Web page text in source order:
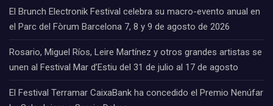
El Brunch Electronik Festival celebra su macro-evento anual en
el Parc del Fòrum Barcelona 7, 8 y 9 de agosto de 2026
Rosario, Miguel Ríos, Leire Martínez y otros grandes artistas se
unen al Festival Mar d’Estiu del 31 de julio al 17 de agosto
El Festival Terramar CaixaBank ha concedido el Premio Nenúfar